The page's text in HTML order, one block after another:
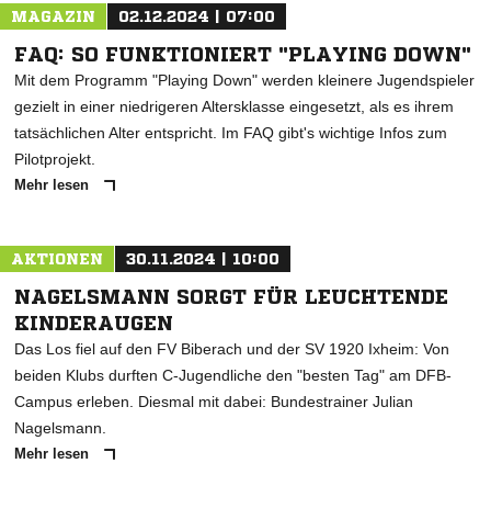
MAGAZIN 02.12.2024 | 07:00
FAQ: SO FUNKTIONIERT "PLAYING DOWN"
Mit dem Programm "Playing Down" werden kleinere Jugendspieler
gezielt in einer niedrigeren Altersklasse eingesetzt, als es ihrem
tatsächlichen Alter entspricht. Im FAQ gibt's wichtige Infos zum
Pilotprojekt.
Mehr lesen
AKTIONEN 30.11.2024 | 10:00
NAGELSMANN SORGT FÜR LEUCHTENDE
KINDERAUGEN
Das Los fiel auf den FV Biberach und der SV 1920 Ixheim: Von
beiden Klubs durften C-Jugendliche den "besten Tag" am DFB-
Campus erleben. Diesmal mit dabei: Bundestrainer Julian
Nagelsmann.
Mehr lesen